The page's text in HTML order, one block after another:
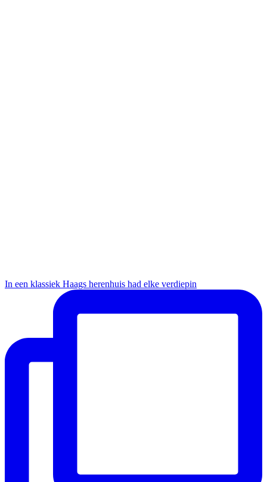
In een klassiek Haags herenhuis had elke verdiepin